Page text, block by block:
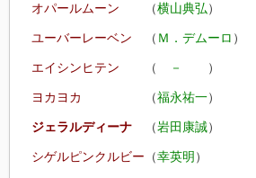
オパールムーン （横山典弘）
ユーバーレーベン （ Ｍ．デムーロ ）
エイシンヒテン （ － ）
ヨカヨカ （福永祐一）
ジェラルディーナ （岩田康誠）
シゲルピンクルビー （幸英明 ）